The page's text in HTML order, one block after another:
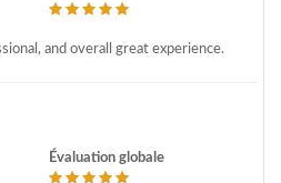
and overall great experience.
Évaluation globale